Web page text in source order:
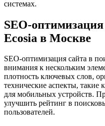
системах.
SEO-
Ecosia в Москве
SEO-оптимизация сайта в
внимания к нескольким
плотность ключевых слов,
технические аспекты, такие
для мобильных устройств.
улучшить рейтинг в
пользователей.